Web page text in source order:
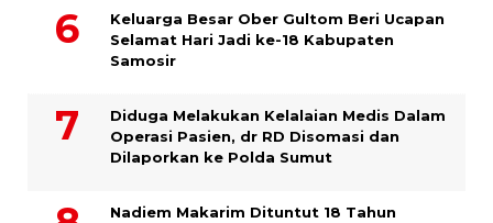
Keluarga Besar Ober Gultom Beri Ucapan
Selamat Hari Jadi ke-18 Kabupaten
Samosir
Diduga Melakukan Kelalaian Medis Dalam
Operasi Pasien, dr RD Disomasi dan
Dilaporkan ke Polda Sumut
​Nadiem Makarim Dituntut 18 Tahun